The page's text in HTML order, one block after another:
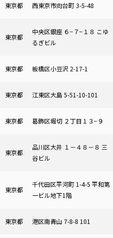
東京都 西東京市向台町 3-5-48
東京都
中央区銀座 ６−７−１８ こゆ
るぎビル
東京都 板橋区小豆沢 2-17-1
東京都 江東区大島 5-51-10-101
東京都 葛飾区堀切 ２丁目１３−９
東京都
品川区大井 １－４８－８ 三
谷ビル
東京都
千代田区平河町 1-4-5 平和第
一ビル地下1階
東京都 港区南青山 7-8-8 101